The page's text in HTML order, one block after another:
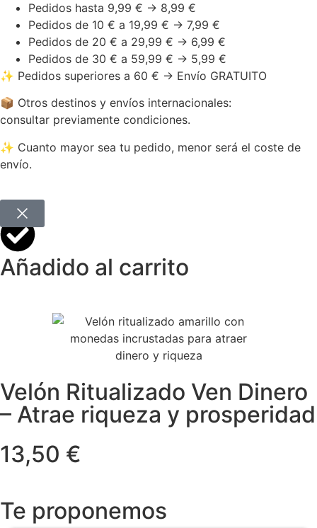
Pedidos hasta 9,99 € → 8,99 €
Pedidos de 10 € a 19,99 € → 7,99 €
Pedidos de 20 € a 29,99 € → 6,99 €
Pedidos de 30 € a 59,99 € → 5,99 €
✨ Pedidos superiores a 60 € → Envío GRATUITO
📦 Otros destinos y envíos internacionales:
consultar previamente condiciones.
✨ Cuanto mayor sea tu pedido, menor será el coste de
envío.
Añadido al carrito
Velón Ritualizado Ven Dinero
– Atrae riqueza y prosperidad
13,50 €
Te proponemos